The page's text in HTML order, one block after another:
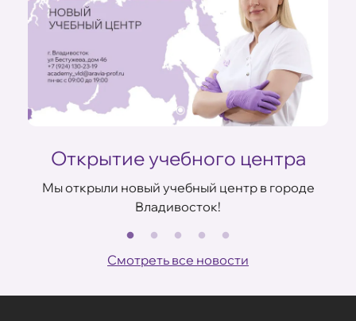
Открытие учебного центра
Мы открыли новый учебный центр в городе
Владивосток!
Смотреть все новости